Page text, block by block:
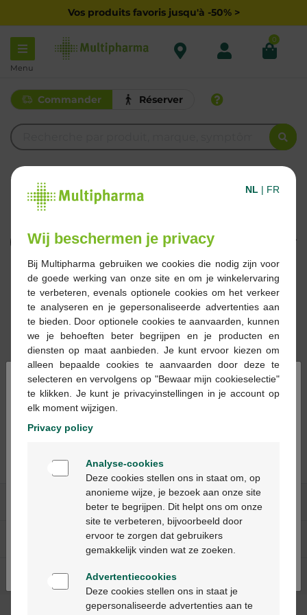
Vos produits favoris jusqu'à -50% >
Menu
0
Commander Réserver
CONFORMA
Filtrer
1 Résultats
9,49 €
Conforma
hydrocortisone creme
1% 30g
A propos de Multipharma
Aide & contact
×
Bienvenue
Ga verder in het nederlands
Continuez en français
NL | FR
Wij beschermen je privacy
Bij Multipharma gebruiken we cookies die nodig zijn voor
de goede werking van onze site en om je winkelervaring
te verbeteren, evenals optionele cookies om het verkeer
te analyseren en je gepersonaliseerde advertenties aan
te bieden. Door optionele cookies te aanvaarden, kunnen
we je behoeften beter begrijpen en je producten en
diensten op maat aanbieden. Je kunt ervoor kiezen om
alleen bepaalde cookies te aanvaarden door deze te
selecteren en vervolgens op "Bewaar mijn cookieselectie"
te klikken. Je kunt je privacyinstellingen in je account op
elk moment wijzigen.
Privacy policy
Analyse-cookies
Deze cookies stellen ons in staat om, op
anonieme wijze, je bezoek aan onze site
beter te begrijpen. Dit helpt ons om onze
site te verbeteren, bijvoorbeeld door
ervoor te zorgen dat gebruikers
gemakkelijk vinden wat ze zoeken.
Advertentiecookies
Deze cookies stellen ons in staat je
gepersonaliseerde advertenties aan te